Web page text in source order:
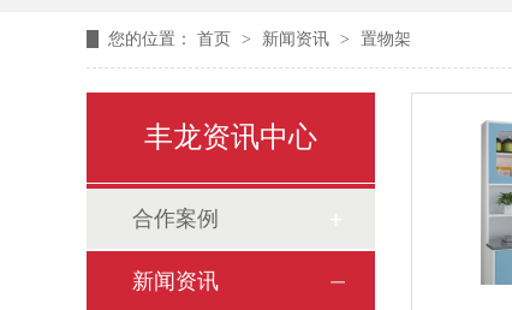
您的位置： 首页 > 新闻资讯 > 置物架
丰龙资讯中心
合作案例
新闻资讯